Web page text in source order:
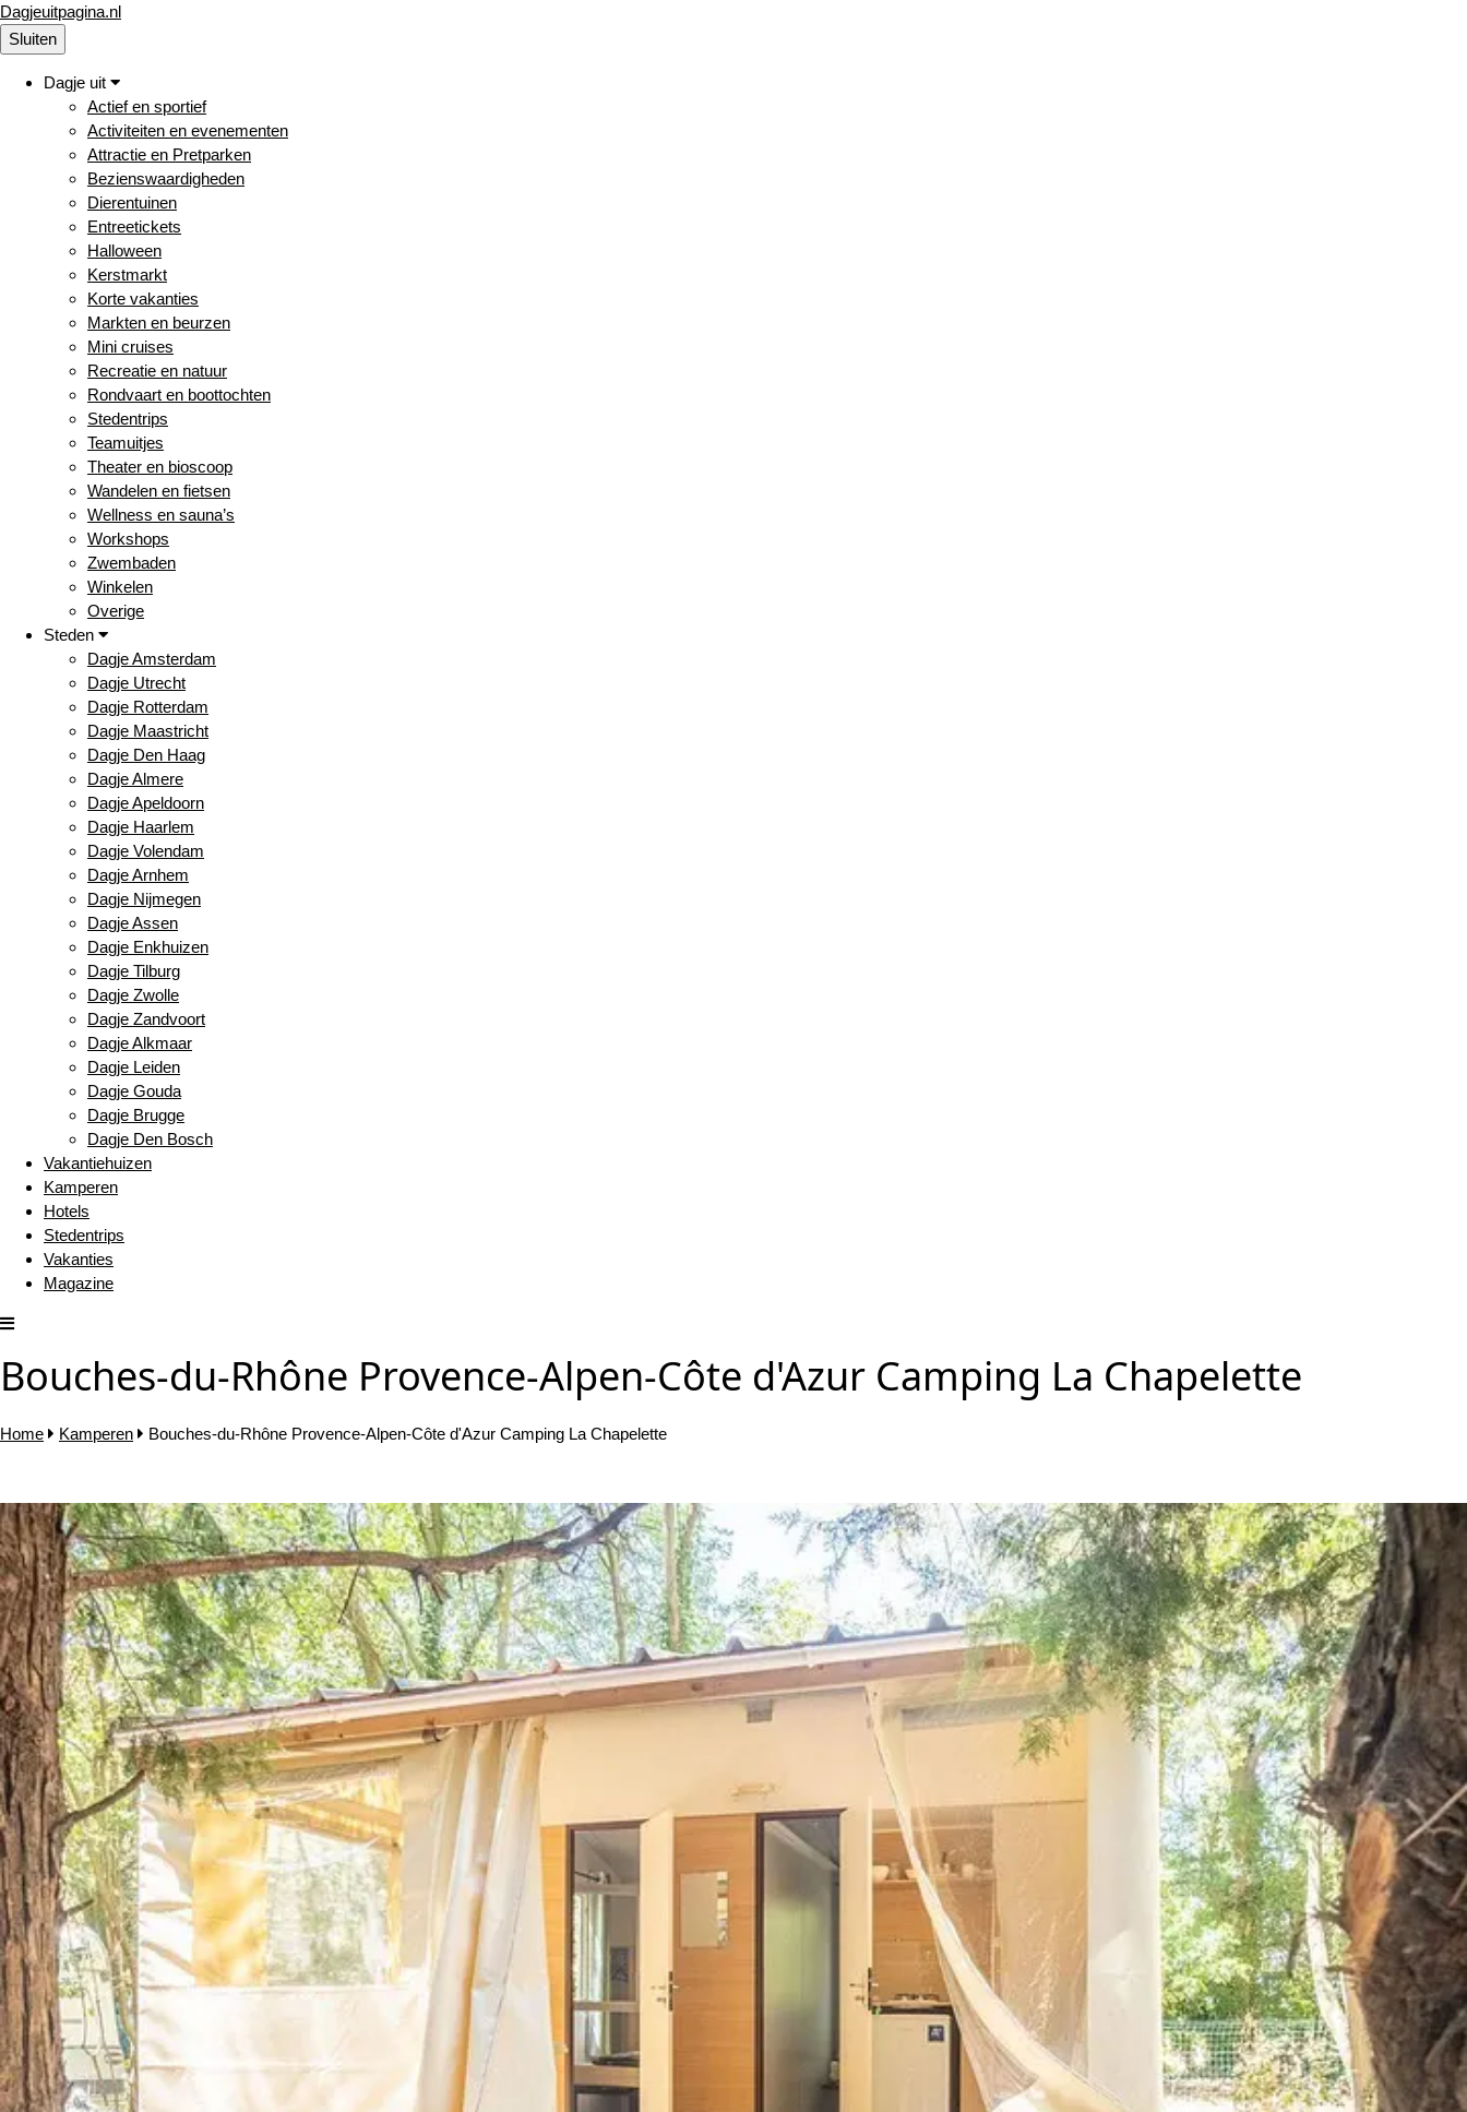
Dagjeuitpagina.nl
Sluiten
Dagje uit
Actief en sportief
Activiteiten en evenementen
Attractie en Pretparken
Bezienswaardigheden
Dierentuinen
Entreetickets
Halloween
Kerstmarkt
Korte vakanties
Markten en beurzen
Mini cruises
Recreatie en natuur
Rondvaart en boottochten
Stedentrips
Teamuitjes
Theater en bioscoop
Wandelen en fietsen
Wellness en sauna’s
Workshops
Zwembaden
Winkelen
Overige
Steden
Dagje Amsterdam
Dagje Utrecht
Dagje Rotterdam
Dagje Maastricht
Dagje Den Haag
Dagje Almere
Dagje Apeldoorn
Dagje Haarlem
Dagje Volendam
Dagje Arnhem
Dagje Nijmegen
Dagje Assen
Dagje Enkhuizen
Dagje Tilburg
Dagje Zwolle
Dagje Zandvoort
Dagje Alkmaar
Dagje Leiden
Dagje Gouda
Dagje Brugge
Dagje Den Bosch
Vakantiehuizen
Kamperen
Hotels
Stedentrips
Vakanties
Magazine
Bouches-du-Rhône Provence-Alpen-Côte d'Azur Camping La Chapelette
Home Kamperen Bouches-du-Rhône Provence-Alpen-Côte d'Azur Camping La Chapelette